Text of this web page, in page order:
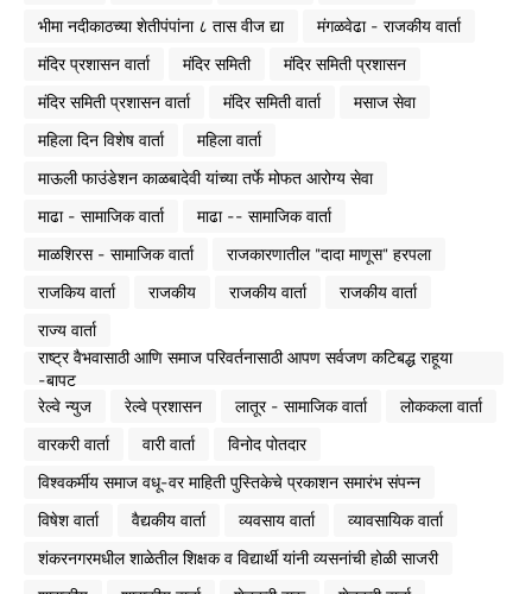
भीमा नदीकाठच्या शेतीपंपांना ८ तास वीज द्या
मंगळवेढा - राजकीय वार्ता
मंदिर प्रशासन वार्ता
मंदिर समिती
मंदिर समिती प्रशासन
मंदिर समिती प्रशासन वार्ता
मंदिर समिती वार्ता
मसाज सेवा
महिला दिन विशेष वार्ता
महिला वार्ता
माऊली फाउंडेशन काळबादेवी यांच्या तर्फे मोफत आरोग्य सेवा
माढा - सामाजिक वार्ता
माढा -- सामाजिक वार्ता
माळशिरस - सामाजिक वार्ता
राजकारणातील "दादा माणूस" हरपला
राजकिय वार्ता
राजकीय राजकीय वार्ता
राजकीय वार्ता
राज्य वार्ता
राष्ट्र वैभवासाठी आणि समाज परिवर्तनासाठी आपण सर्वजण कटिबद्ध राहूया
-बापट
रेल्वे न्युज
रेल्वे प्रशासन लातूर - सामाजिक वार्ता
लोककला वार्ता
वारकरी वार्ता
वारी वार्ता
विनोद पोतदार
विश्वकर्मीय समाज वधू-वर माहिती पुस्तिकेचे प्रकाशन समारंभ संपन्न
विषेश वार्ता
वैद्यकीय वार्ता व्यवसाय वार्ता
व्यावसायिक वार्ता
शंकरनगरमधील शाळेतील शिक्षक व विद्यार्थी यांनी व्यसनांची होळी साजरी